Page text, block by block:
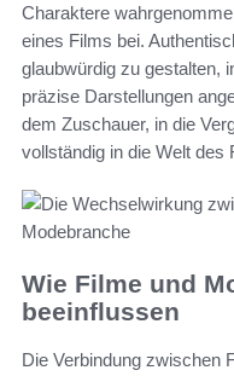
Charaktere
eines Films bei.
glaubwürdig zu gestalten,
präzise Darstellungen
dem Zuschauer, in die
vollständig in die Welt des
Wie Filme und
beeinflussen
Die Verbindung zwischen